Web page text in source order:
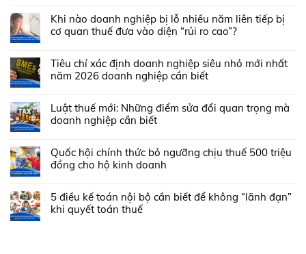
Khi nào doanh nghiệp bị lỗ nhiều năm liên tiếp bị
cơ quan thuế đưa vào diện “rủi ro cao”?
Tiêu chí xác định doanh nghiệp siêu nhỏ mới nhất
năm 2026 doanh nghiệp cần biết
Luật thuế mới: Những điểm sửa đổi quan trọng mà
doanh nghiệp cần biết
Quốc hội chính thức bỏ ngưỡng chịu thuế 500 triệu
đồng cho hộ kinh doanh
5 điều kế toán nội bộ cần biết để không “lãnh đạn”
khi quyết toán thuế